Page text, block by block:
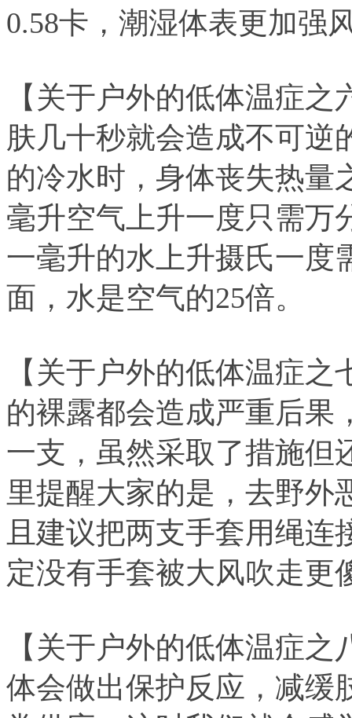
0.58卡，潮湿体表更加强
【关于户外的低体温症
肤几十秒就会造成不可逆
的冷水时，身体丧失热量
毫升空气上升一度只需万
一毫升的水上升摄氏一度
面，水是空气的25倍。
【关于户外的低体温症
的裸露都会造成严重后果
一支，虽然采取了措施但
里提醒大家的是，去野外
且建议把两支手套用绳
定没有手套被大风吹走更
【关于户外的低体温症
体会做出保护反应，减缓